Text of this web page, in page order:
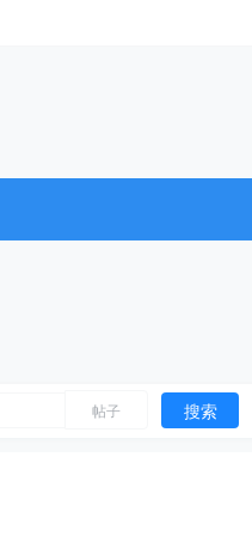
帖子 搜索